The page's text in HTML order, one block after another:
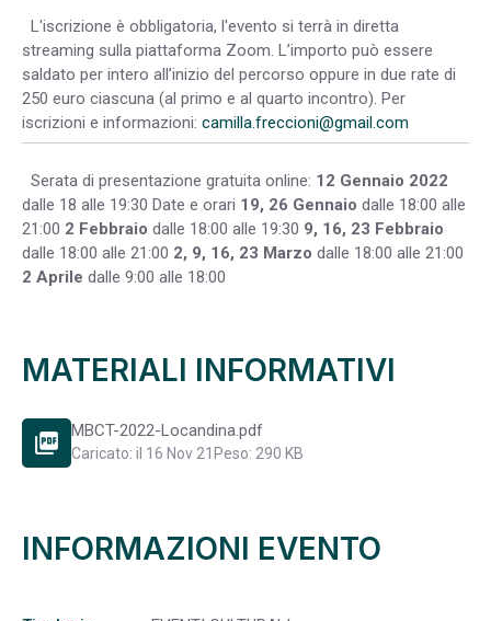
L'iscrizione è obbligatoria, l'evento si terrà in diretta
streaming sulla piattaforma Zoom. L’importo può essere
saldato per intero all’inizio del percorso oppure in due rate di
250 euro ciascuna (al primo e al quarto incontro). Per
iscrizioni e informazioni: camilla.freccioni@gmail.com
Serata di presentazione gratuita online: 12 Gennaio 2022
dalle 18 alle 19:30 Date e orari 19, 26 Gennaio dalle 18:00 alle
21:00 2 Febbraio dalle 18:00 alle 19:30 9, 16, 23 Febbraio
dalle 18:00 alle 21:00 2, 9, 16, 23 Marzo dalle 18:00 alle 21:00
2 Aprile dalle 9:00 alle 18:00
MATERIALI INFORMATIVI
picture_as_pdf MBCT-2022-Locandina.pdf
Caricato: il 16 Nov 21 Peso: 290 KB
INFORMAZIONI EVENTO